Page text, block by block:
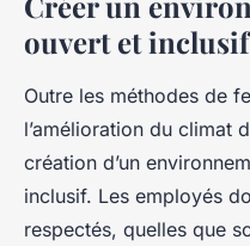
ouvert et inclusif
Outre les méthodes de
l’amélioration du climat
création d’un
inclusif. Les employés
respectés, quelles que